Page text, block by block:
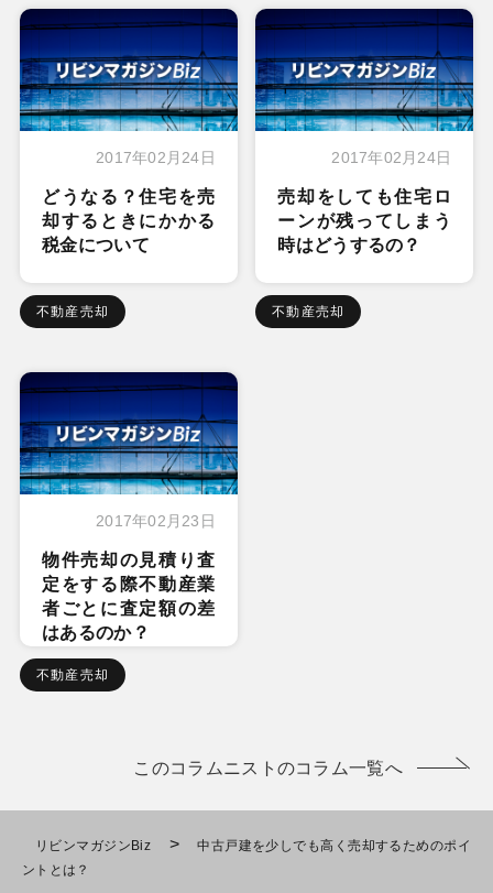
2017年02月24日
どうなる？住宅を売
却するときにかかる
税金について
不動産売却
2017年02月24日
売却をしても住宅ロ
ーンが残ってしまう
時はどうするの？
不動産売却
2017年02月23日
物件売却の見積り査
定をする際不動産業
者ごとに査定額の差
はあるのか？
不動産売却
このコラムニストのコラム一覧へ
リビンマガジンBiz >
中古戸建を少しでも高く売却するためのポイ
ントとは？